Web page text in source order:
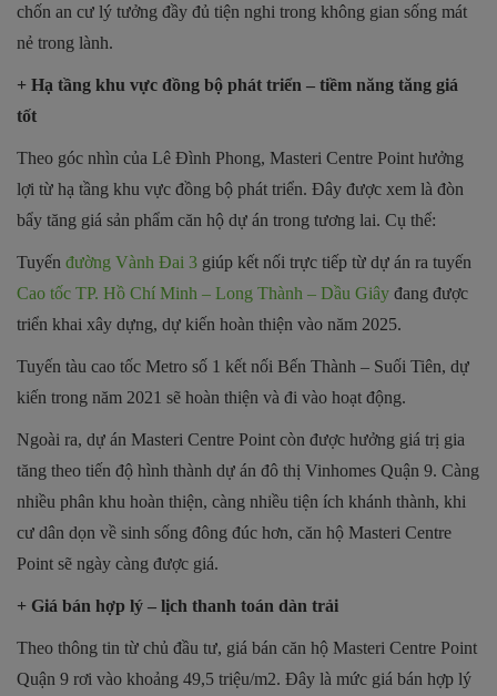
chốn an cư lý tưởng đầy đủ tiện nghi trong không gian sống mát
nẻ trong lành.
+ Hạ tầng khu vực đồng bộ phát triển – tiềm năng tăng giá
tốt
Theo góc nhìn của Lê Đình Phong, Masteri Centre Point hưởng
lợi từ hạ tầng khu vực đồng bộ phát triển. Đây được xem là đòn
bẩy tăng giá sản phẩm căn hộ dự án trong tương lai. Cụ thể:
Tuyến đường Vành Đai 3 giúp kết nối trực tiếp từ dự án ra tuyến
Cao tốc TP. Hồ Chí Minh – Long Thành – Dầu Giây đang được
triển khai xây dựng, dự kiến hoàn thiện vào năm 2025.
Tuyến tàu cao tốc Metro số 1 kết nối Bến Thành – Suối Tiên, dự
kiến trong năm 2021 sẽ hoàn thiện và đi vào hoạt động.
Ngoài ra, dự án Masteri Centre Point còn được hưởng giá trị gia
tăng theo tiến độ hình thành dự án đô thị Vinhomes Quận 9. Càng
nhiều phân khu hoàn thiện, càng nhiều tiện ích khánh thành, khi
cư dân dọn về sinh sống đông đúc hơn, căn hộ Masteri Centre
Point sẽ ngày càng được giá.
+ Giá bán hợp lý – lịch thanh toán dàn trải
Theo thông tin từ chủ đầu tư, giá bán căn hộ Masteri Centre Point
Quận 9 rơi vào khoảng 49,5 triệu/m2. Đây là mức giá bán hợp lý